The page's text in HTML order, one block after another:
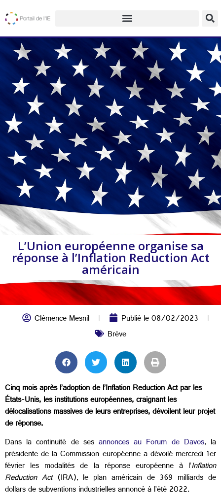
L’Union européenne organise sa
réponse à l’Inflation Reduction Act
américain
Clémence Mesnil Publié le08/02/2023
Brève
Cinq mois après l’adoption de l’Inflation Reduction Act par les
États-Unis, les institutions européennes, craignant les
délocalisations massives de leurs entreprises, dévoilent leur projet
de réponse.
Dans la continuité de ses annonces au Forum de Davos, la
présidente de la Commission européenne a dévoilé mercredi 1er
février les modalités de la réponse européenne à l’Inflation
Reduction Act(IRA), le plan américain de 369 milliards de
dollars de subventions industrielles annoncé à l’été 2022.